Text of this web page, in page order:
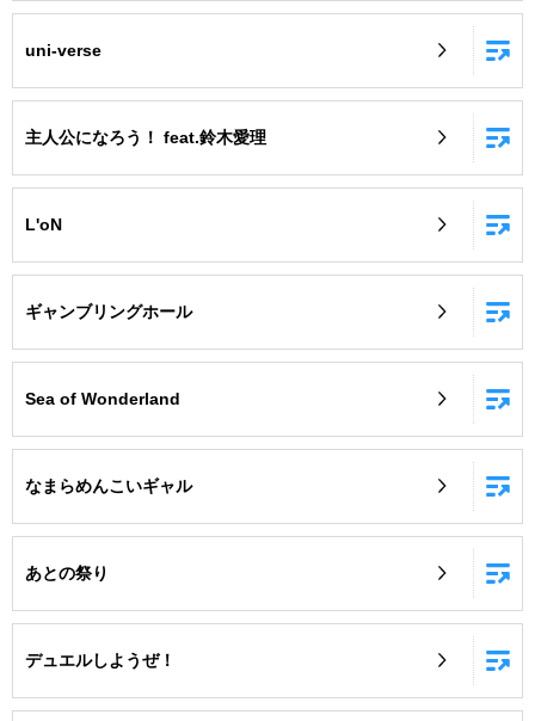
uni-verse
主人公になろう！ feat.鈴木愛理
L'oN
ギャンブリングホール
Sea of Wonderland
なまらめんこいギャル
あとの祭り
デュエルしようぜ！